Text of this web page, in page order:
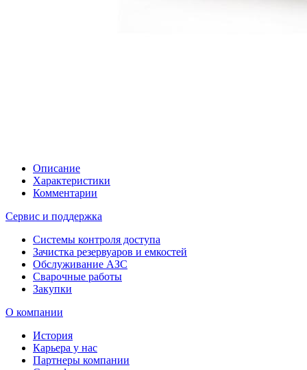
Описание
Характеристики
Комментарии
Сервис и поддержка
Системы контроля доступа
Зачистка резервуаров и емкостей
Обслуживание АЗС
Сварочные работы
Закупки
О компании
История
Карьера у нас
Партнеры компании